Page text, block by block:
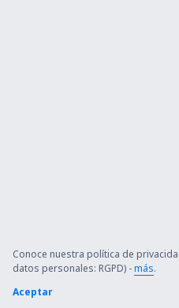
Conoce nuestra política de
datos personales: RGPD) -más.
Aceptar